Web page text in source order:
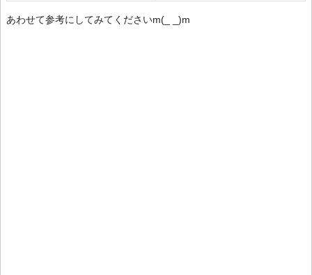
あわせて参考にしてみてくださいm(_ _)m